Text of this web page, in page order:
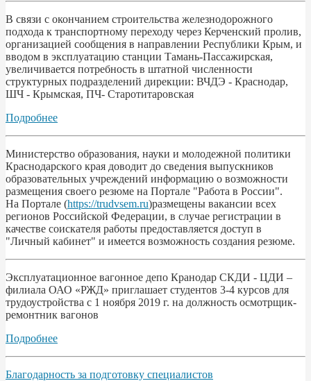
В связи с окончанием строительства железнодорожного
подхода к транспортному переходу через Керченский пролив,
организацией сообщения в направлении Республики Крым, и
вводом в эксплуатацию станции Тамань-Пассажирская,
увеличивается потребность в штатной численности
структурных подразделений дирекции: ВЧДЭ - Краснодар,
ШЧ - Крымская, ПЧ- Старотитаровская
Подробнее
Министерство образования, науки и молодежной политики
Краснодарского края доводит до сведения выпускников
образовательных учреждений информацию о возможности
размещения своего резюме на Портале "Работа в России".
На Портале (https://trudvsem.ru)размещены вакансии всех
регионов Российской Федерации, в случае регистрации в
качестве соискателя работы предоставляется доступ в
"Личный кабинет" и имеется возможность создания резюме.
Эксплуатационное вагонное депо Кранодар СКДИ - ЦДИ –
филиала ОАО «РЖД» приглашает студентов 3-4 курсов для
трудоустройства с 1 ноября 2019 г. на должность осмотрщик-
ремонтник вагонов
Подробнее
Благодарность за подготовку специалистов